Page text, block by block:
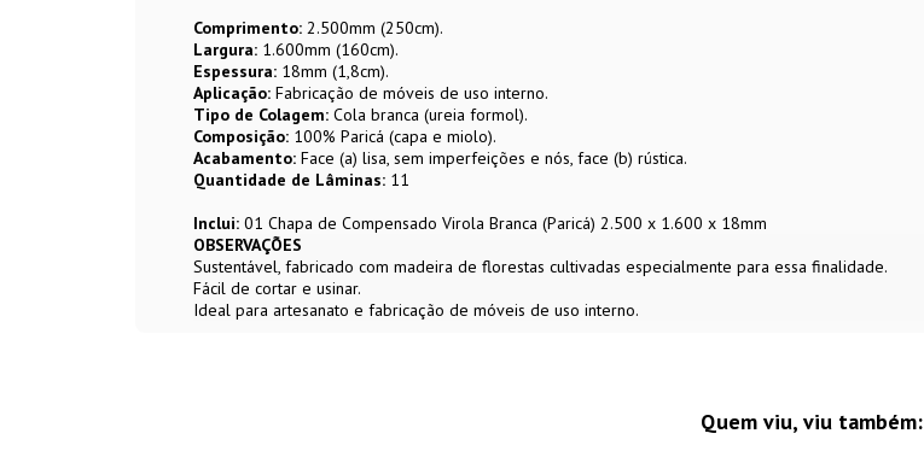
Comprimento: 2.500mm (250cm).
Largura: 1.600mm (160cm).
Espessura: 18mm (1,8cm).
Aplicação: Fabricação de móveis de uso interno.
Tipo de Colagem: Cola branca (ureia formol).
Composição: 100% Paricá (capa e miolo).
Acabamento: Face (a) lisa, sem imperfeições e nós, face (b) rústica.
Quantidade de Lâminas: 11
Inclui: 01 Chapa de Compensado Virola Branca (Paricá) 2.500 x 1.600 x 18mm
OBSERVAÇÕES
Sustentável, fabricado com madeira de florestas cultivadas especialmente para essa finalidade.
Fácil de cortar e usinar.
Ideal para artesanato e fabricação de móveis de uso interno.
Quem viu, viu também: